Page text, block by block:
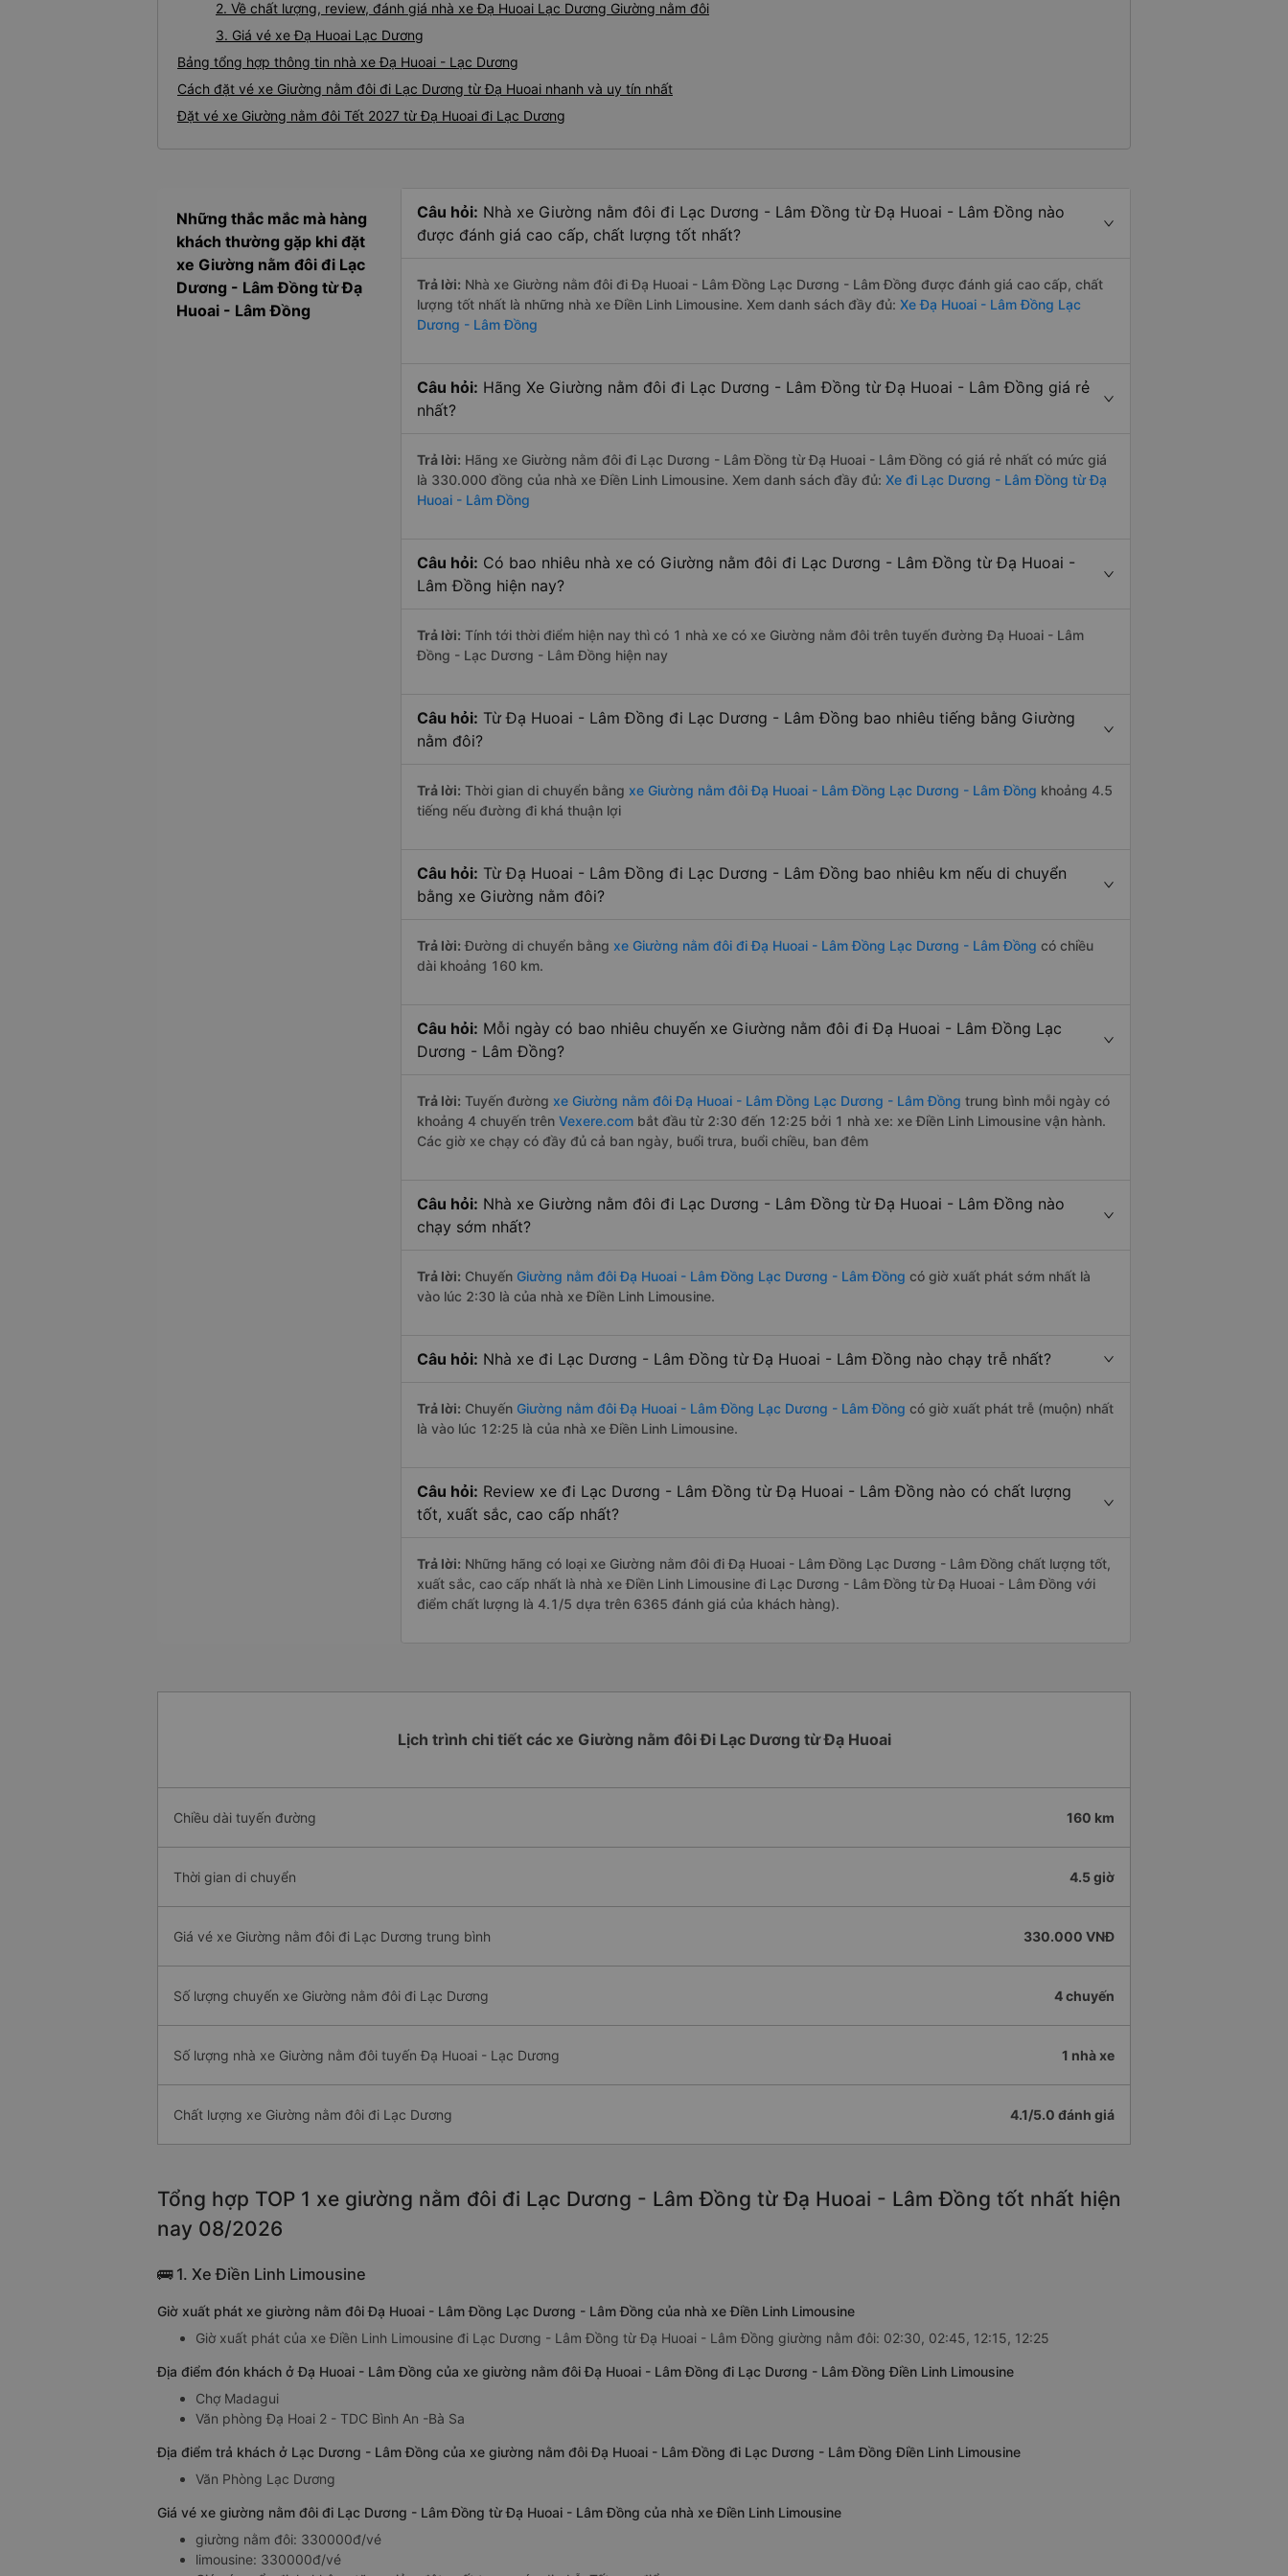
tôi hỏi mọi người, tôi có thể sử dụng xe đưa đón được không.
2. Về chất lượng, review, đánh giá nhà xe Đạ Huoai Lạc Dương Giường nằm đôi
3. Giá vé xe Đạ Huoai Lạc Dương
Bảng tổng hợp thông tin nhà xe Đạ Huoai - Lạc Dương
Cách đặt vé xe Giường nằm đôi đi Lạc Dương từ Đạ Huoai nhanh và uy tín nhất
Đặt vé xe Giường nằm đôi Tết 2027 từ Đạ Huoai đi Lạc Dương
Những thắc mắc mà hàng
khách thường gặp khi đặt
xe Giường nằm đôi đi Lạc
Dương - Lâm Đồng từ Đạ
Huoai - Lâm Đồng
Câu hỏi: Nhà xe Giường nằm đôi đi Lạc Dương - Lâm Đồng từ Đạ Huoai - Lâm Đồng nào
được đánh giá cao cấp, chất lượng tốt nhất?
Trả lời: Nhà xe Giường nằm đôi đi Đạ Huoai - Lâm Đồng Lạc Dương - Lâm Đồng được đánh giá cao cấp, chất
lượng tốt nhất là những nhà xe Điền Linh Limousine. Xem danh sách đầy đủ: Xe Đạ Huoai - Lâm Đồng Lạc
Dương - Lâm Đồng
Câu hỏi: Hãng Xe Giường nằm đôi đi Lạc Dương - Lâm Đồng từ Đạ Huoai - Lâm Đồng giá rẻ
nhất?
Trả lời: Hãng xe Giường nằm đôi đi Lạc Dương - Lâm Đồng từ Đạ Huoai - Lâm Đồng có giá rẻ nhất có mức giá
là 330.000 đồng của nhà xe Điền Linh Limousine. Xem danh sách đầy đủ: Xe đi Lạc Dương - Lâm Đồng từ Đạ
Huoai - Lâm Đồng
Câu hỏi: Có bao nhiêu nhà xe có Giường nằm đôi đi Lạc Dương - Lâm Đồng từ Đạ Huoai -
Lâm Đồng hiện nay?
Trả lời: Tính tới thời điểm hiện nay thì có 1 nhà xe có xe Giường nằm đôi trên tuyến đường Đạ Huoai - Lâm
Đồng - Lạc Dương - Lâm Đồng hiện nay
Câu hỏi: Từ Đạ Huoai - Lâm Đồng đi Lạc Dương - Lâm Đồng bao nhiêu tiếng bằng Giường
nằm đôi?
Trả lời: Thời gian di chuyển bằng xe Giường nằm đôi Đạ Huoai - Lâm Đồng Lạc Dương - Lâm Đồng khoảng 4.5
tiếng nếu đường đi khá thuận lợi
Câu hỏi: Từ Đạ Huoai - Lâm Đồng đi Lạc Dương - Lâm Đồng bao nhiêu km nếu di chuyển
bằng xe Giường nằm đôi?
Trả lời: Đường di chuyển bằng xe Giường nằm đôi đi Đạ Huoai - Lâm Đồng Lạc Dương - Lâm Đồng có chiều
dài khoảng 160 km.
Câu hỏi: Mỗi ngày có bao nhiêu chuyến xe Giường nằm đôi đi Đạ Huoai - Lâm Đồng Lạc
Dương - Lâm Đồng?
Trả lời: Tuyến đường xe Giường nằm đôi Đạ Huoai - Lâm Đồng Lạc Dương - Lâm Đồng trung bình mỗi ngày có
khoảng 4 chuyến trên Vexere.com bắt đầu từ 2:30 đến 12:25 bởi 1 nhà xe: xe Điền Linh Limousine vận hành.
Các giờ xe chạy có đầy đủ cả ban ngày, buổi trưa, buổi chiều, ban đêm
Câu hỏi: Nhà xe Giường nằm đôi đi Lạc Dương - Lâm Đồng từ Đạ Huoai - Lâm Đồng nào
chạy sớm nhất?
Trả lời: Chuyến Giường nằm đôi Đạ Huoai - Lâm Đồng Lạc Dương - Lâm Đồng có giờ xuất phát sớm nhất là
vào lúc 2:30 là của nhà xe Điền Linh Limousine.
Câu hỏi: Nhà xe đi Lạc Dương - Lâm Đồng từ Đạ Huoai - Lâm Đồng nào chạy trễ nhất?
Trả lời: Chuyến Giường nằm đôi Đạ Huoai - Lâm Đồng Lạc Dương - Lâm Đồng có giờ xuất phát trễ (muộn) nhất
là vào lúc 12:25 là của nhà xe Điền Linh Limousine.
Câu hỏi: Review xe đi Lạc Dương - Lâm Đồng từ Đạ Huoai - Lâm Đồng nào có chất lượng
tốt, xuất sắc, cao cấp nhất?
Trả lời: Những hãng có loại xe Giường nằm đôi đi Đạ Huoai - Lâm Đồng Lạc Dương - Lâm Đồng chất lượng tốt,
xuất sắc, cao cấp nhất là nhà xe Điền Linh Limousine đi Lạc Dương - Lâm Đồng từ Đạ Huoai - Lâm Đồng với
điểm chất lượng là 4.1/5 dựa trên 6365 đánh giá của khách hàng).
Lịch trình chi tiết các xe Giường nằm đôi Đi Lạc Dương từ Đạ Huoai
Chiều dài tuyến đường 160 km
Thời gian di chuyển 4.5 giờ
Giá vé xe Giường nằm đôi đi Lạc Dương trung bình 330.000 VNĐ
Số lượng chuyến xe Giường nằm đôi đi Lạc Dương 4 chuyến
Số lượng nhà xe Giường nằm đôi tuyến Đạ Huoai - Lạc Dương 1 nhà xe
Chất lượng xe Giường nằm đôi đi Lạc Dương 4.1/5.0 đánh giá
Tổng hợp TOP 1 xe giường nằm đôi đi Lạc Dương - Lâm Đồng từ Đạ Huoai - Lâm Đồng tốt nhất hiện
nay 08/2026
🚌 1. Xe Điền Linh Limousine
Giờ xuất phát xe giường nằm đôi Đạ Huoai - Lâm Đồng Lạc Dương - Lâm Đồng của nhà xe Điền Linh Limousine
Giờ xuất phát của xe Điền Linh Limousine đi Lạc Dương - Lâm Đồng từ Đạ Huoai - Lâm Đồng giường nằm đôi: 02:30, 02:45, 12:15, 12:25
Địa điểm đón khách ở Đạ Huoai - Lâm Đồng của xe giường nằm đôi Đạ Huoai - Lâm Đồng đi Lạc Dương - Lâm Đồng Điền Linh Limousine
Chợ Madagui
Văn phòng Đạ Hoai 2 - TDC Bình An -Bà Sa
Địa điểm trả khách ở Lạc Dương - Lâm Đồng của xe giường nằm đôi Đạ Huoai - Lâm Đồng đi Lạc Dương - Lâm Đồng Điền Linh Limousine
Văn Phòng Lạc Dương
Giá vé xe giường nằm đôi đi Lạc Dương - Lâm Đồng từ Đạ Huoai - Lâm Đồng của nhà xe Điền Linh Limousine
giường nằm đôi: 330000đ/vé
limousine: 330000đ/vé